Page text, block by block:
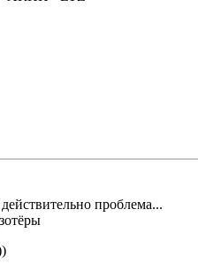
проблема...